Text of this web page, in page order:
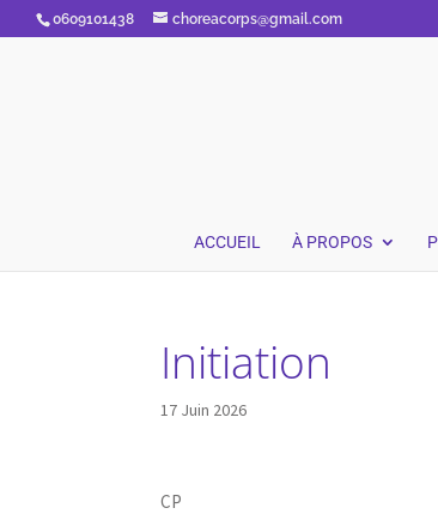
0609101438 choreacorps@gmail.com
ACCUEIL À PROPOS
Initiation
17 Juin 2026
CP